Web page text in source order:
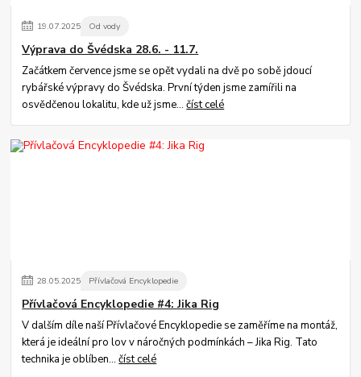
19.07.2025 Od vody
Výprava do Švédska 28.6. - 11.7.
Začátkem července jsme se opět vydali na dvě po sobě jdoucí
rybářské výpravy do Švédska. První týden jsme zamířili na
osvědčenou lokalitu, kde už jsme...číst celé
28.05.2025 Přívlačová Encyklopedie
Přívlačová Encyklopedie #4: Jika Rig
V dalším díle naší Přívlačové Encyklopedie se zaměříme na montáž,
která je ideální pro lov v náročných podmínkách – Jika Rig. Tato
technika je oblíben...číst celé